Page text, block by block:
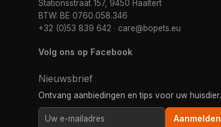
Stationsstraat 157, 9450 Haaltert
BTW: BE 0760.058.346
+32 (0)53 839 642 · care@bopets.eu
Volg ons op Facebook
Nieuwsbrief
Ontvang aanbiedingen en tips voor uw huisdier.
Aanmelden